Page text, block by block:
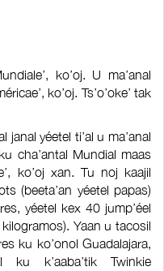
ko’oj. U ma’anal
ko’oj. Ts’o’oke’ tak
janal yéetel ti’al u ma’anal
cha’antal Mundial maas
ko’oj xan. Tu noj kaajil
(beeta’an yéetel papas)
yéetel kex 40 jump’éel
Yaan u tacosil
ku ko’onol Guadalajara,
ku k’aaba’tik Twinkie